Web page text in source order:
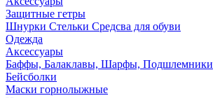
Защитные гетры
Шнурки Стельки Средсва для обуви
Одежда
Аксессуары
Баффы, Балаклавы, Шарфы, Подшлемники
Бейсболки
Маски горнолыжные